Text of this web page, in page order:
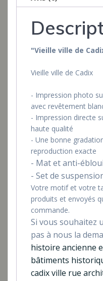
"Vieille ville de
Vieille ville de Cadix
- Impression photo
avec revêtement
- Impression directe
haute qualité
- Une bonne
reproduction exacte
- Mat et anti-
- Set de
Votre motif et votre
produits et envoyés
commande.
Si vous souhaitez
pas à nous la
histoire ancienne
bâtiments
cadix ville rue